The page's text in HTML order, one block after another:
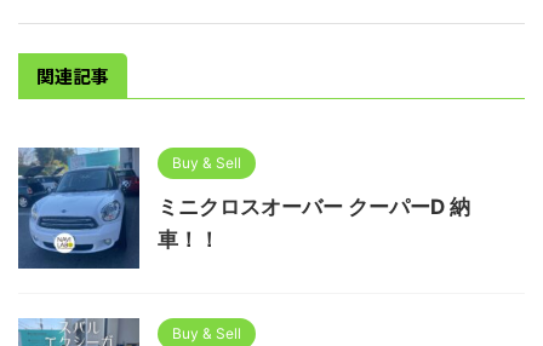
関連記事
Buy & Sell
ミニクロスオーバー クーパーD 納
車！！
Buy & Sell